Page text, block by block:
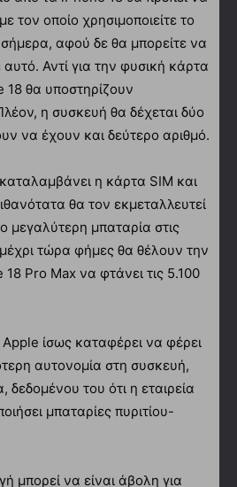
τον οποίο χρησιμοποιείτε το
αφού δε θα μπορείτε να
Αντί για την φυσική κάρτα
18 θα υποστηρίζουν
η συσκευή θα δέχεται δύο
να έχουν και δεύτερο αριθμό.
η κάρτα SIM και
θα τον εκμεταλλευτεί
μεγαλύτερη μπαταρία στις
τώρα φήμες θα θέλουν την
Pro Max να φτάνει τις 5.100
ίσως καταφέρει να φέρει
αυτονομία στη συσκευή,
δεδομένου του ότι η εταιρεία
μπαταρίες πυριτίου-
μπορεί να είναι άβολη για